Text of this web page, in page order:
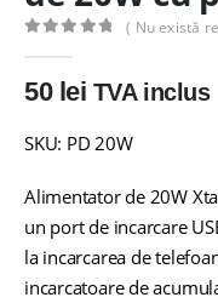
( Nu există
50 lei TVA inclus
SKU: PD 20W
Alimentator de 20W
un port de incarcare
la incarcarea de
incarcatoare de